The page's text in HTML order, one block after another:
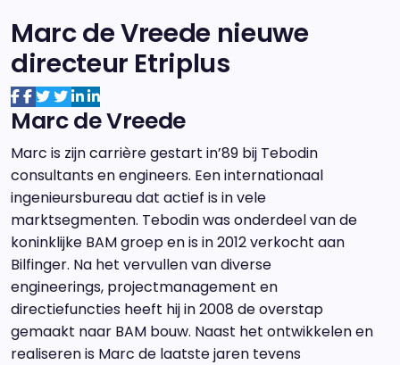
Marc de Vreede nieuwe
directeur Etriplus
Marc de Vreede
Marc is zijn carrière gestart in’89 bij Tebodin
consultants en engineers. Een internationaal
ingenieursbureau dat actief is in vele
marktsegmenten. Tebodin was onderdeel van de
koninklijke BAM groep en is in 2012 verkocht aan
Bilfinger. Na het vervullen van diverse
engineerings, projectmanagement en
directiefuncties heeft hij in 2008 de overstap
gemaakt naar BAM bouw. Naast het ontwikkelen en
realiseren is Marc de laatste jaren tevens